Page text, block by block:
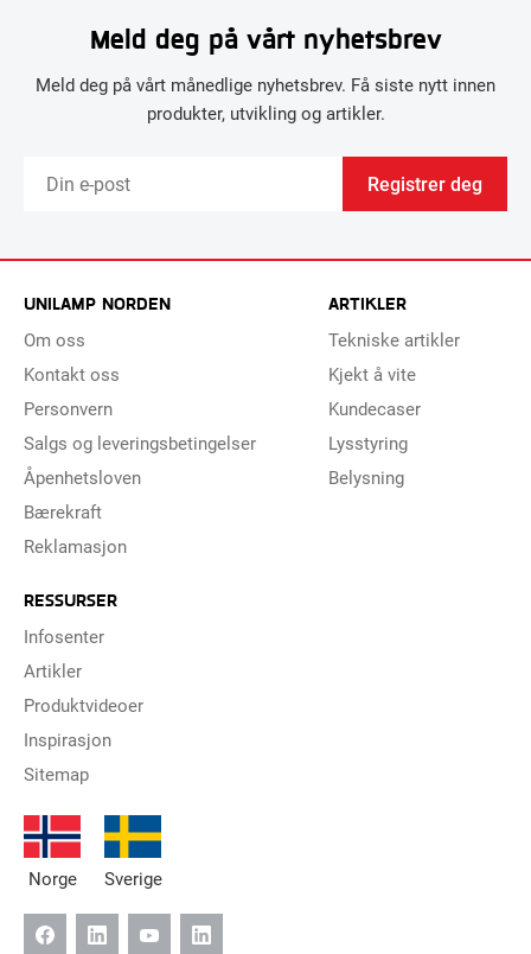
Meld deg på vårt nyhetsbrev
Meld deg på vårt månedlige nyhetsbrev. Få siste nytt innen
produkter, utvikling og artikler.
Registrer deg
UNILAMP NORDEN
Om oss
Kontakt oss
Personvern
Salgs og leveringsbetingelser
Åpenhetsloven
Bærekraft
Reklamasjon
ARTIKLER
Tekniske artikler
Kjekt å vite
Kundecaser
Lysstyring
Belysning
RESSURSER
Infosenter
Artikler
Produktvideoer
Inspirasjon
Sitemap
Norge Sverige